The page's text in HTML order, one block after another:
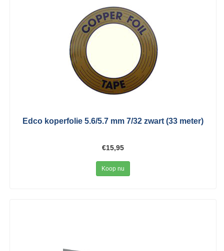
Edco koperfolie 5.6/5.7 mm 7/32 zwart (33 meter)
€15,95
Koop nu